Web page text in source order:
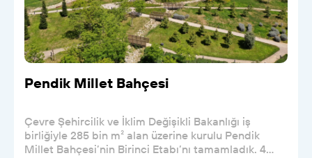
Pendik Millet Bahçesi
Çevre Şehircilik ve İklim Değişikli Bakanlığı iş
birliğiyle 285 bin m² alan üzerine kurulu Pendik
Millet Bahçesi’nin Birinci Etabı’nı tamamladık. 4...